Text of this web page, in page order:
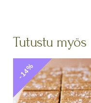
Tutustu myös
-14%